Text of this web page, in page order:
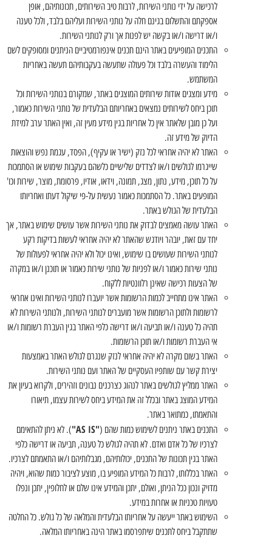
לרכישה על ידי נותני השירות, לרבות טיב השירותים, תכונותיהם, אופן
אספקתם והתשלום בגינם חלה על נותני השירות ועליהם בלבד, ולכל טענה
ו/או דרישה ו/או בקשה יש לפנות אך ורק לנותני השירות.
התכנים המופיעים באתר הינם תכנים אינפורמטיביים הניתנים ומסופקים לשם
הלימוד והעשרה בלבד וכל פעולה שתעשה בעקבותיהם תעשה באחריות
המשתמש.
מידע ומצגים אודות שירותים המוצגים באתר, שמקורם בנותני השירות וכל
תוכן ביחס לשירותים נמצאים באחריותם הבלעדית של נותני השירות כאמור,
ועל כן מובן שלאתר אין כל אחריות בגין מידע מעין זה, ואין האתר ערב למידת
הדיוק של מידע זה.
האתר לא יהיה אחראי לכל נזק (ישיר או עקיף), הפסד, עגמת נפש והוצאות
שייגרמו לגולשים ו/או לצדדים שלישיים כלשהם בעקבות שימוש או הסתמכות
על כל תוכן, מידע, נתון, מצג, תמונה, וידאו, אודיו, פרסומת, מוצר, שירות וכו'
המופעים באתר. כל הסתמכות כאמור נעשית על-פי שיקול דעתו ואחריותו
הבלעדית של הגולש באתר.
האתר עושה מאמצים לבדוק את נותני השירות אשר עושים שימוש באתר, אך
יחד עם זאת, יובהר ויודגש שהאתר לא יהיה אחראי לעשות בדיקות רקע
לנותני השירות שעושים בו שימוש, ואינו יכול ולא יהיה אחראי לפעולות של
נותני שירות כאמור ו/או לפניות של נותני שירות כאמור או תוכנן ו/או במקרה
של הצעות רכישה שאינן רלוונטיות ללקוח.
האתר אינו מתחייב לכמות הרשומות אשר יועברו לנותני השירות ואינו אחראי
לרשומות ולתוכן הרשומות אשר מועברים לנותני השירות, ולנותני השירות לא
תהיה כל טענה ו/או תביעה ו/או דרישה כלפי האתר בגין העברת רשומות ו/או
אי העברת רשומות ו/או תוכן הרשומות.
האתר בשום מקרה לא יהיה אחראי לנזק שנגרם לגולש האתר באמצעות
יצירת קשר עם שותפיו העסקיים של האתר ועם נותני השירות.
האתר ממליץ לגולשים באתר לנהוג כצרכנים נבונים וזהירים, ולקרוא בעיון את
המידע המוצג באתר ובכלל זה את המידע ביחס לשירות עצמו, תיאורו
והתאמתו, כמתואר באתר.
התכנים באתר ניתנים לשימוש כמות שהם ("AS IS"
). לא ניתן להתאימם
לצרכיו של כל אדם ואדם. לא תהיה לגולש כל טענה, תביעה או דרישה כלפי
האתר בגין תכונות של התכנים, יכולותיהם, מגבלותיהם ו/או התאמתם לצרכיו.
האתר בכללותו, לרבות כל המידע המופיע בו, מוצע לציבור כמות שהוא, ויהיה
מדויק ונכון ככל הניתן, ואולם, יתכן והמידע אינו שלם או לחלופין, יתכן ונפלו
טעויות טכניות או אחרות במידע.
השימוש באתר ייעשה על אחריותו הבלעדית והמלאה של כל גולש. כל החלטה
שתתקבל ביחס לתכנים שיתפרסמו באתר הינה באחריותו המלאה.